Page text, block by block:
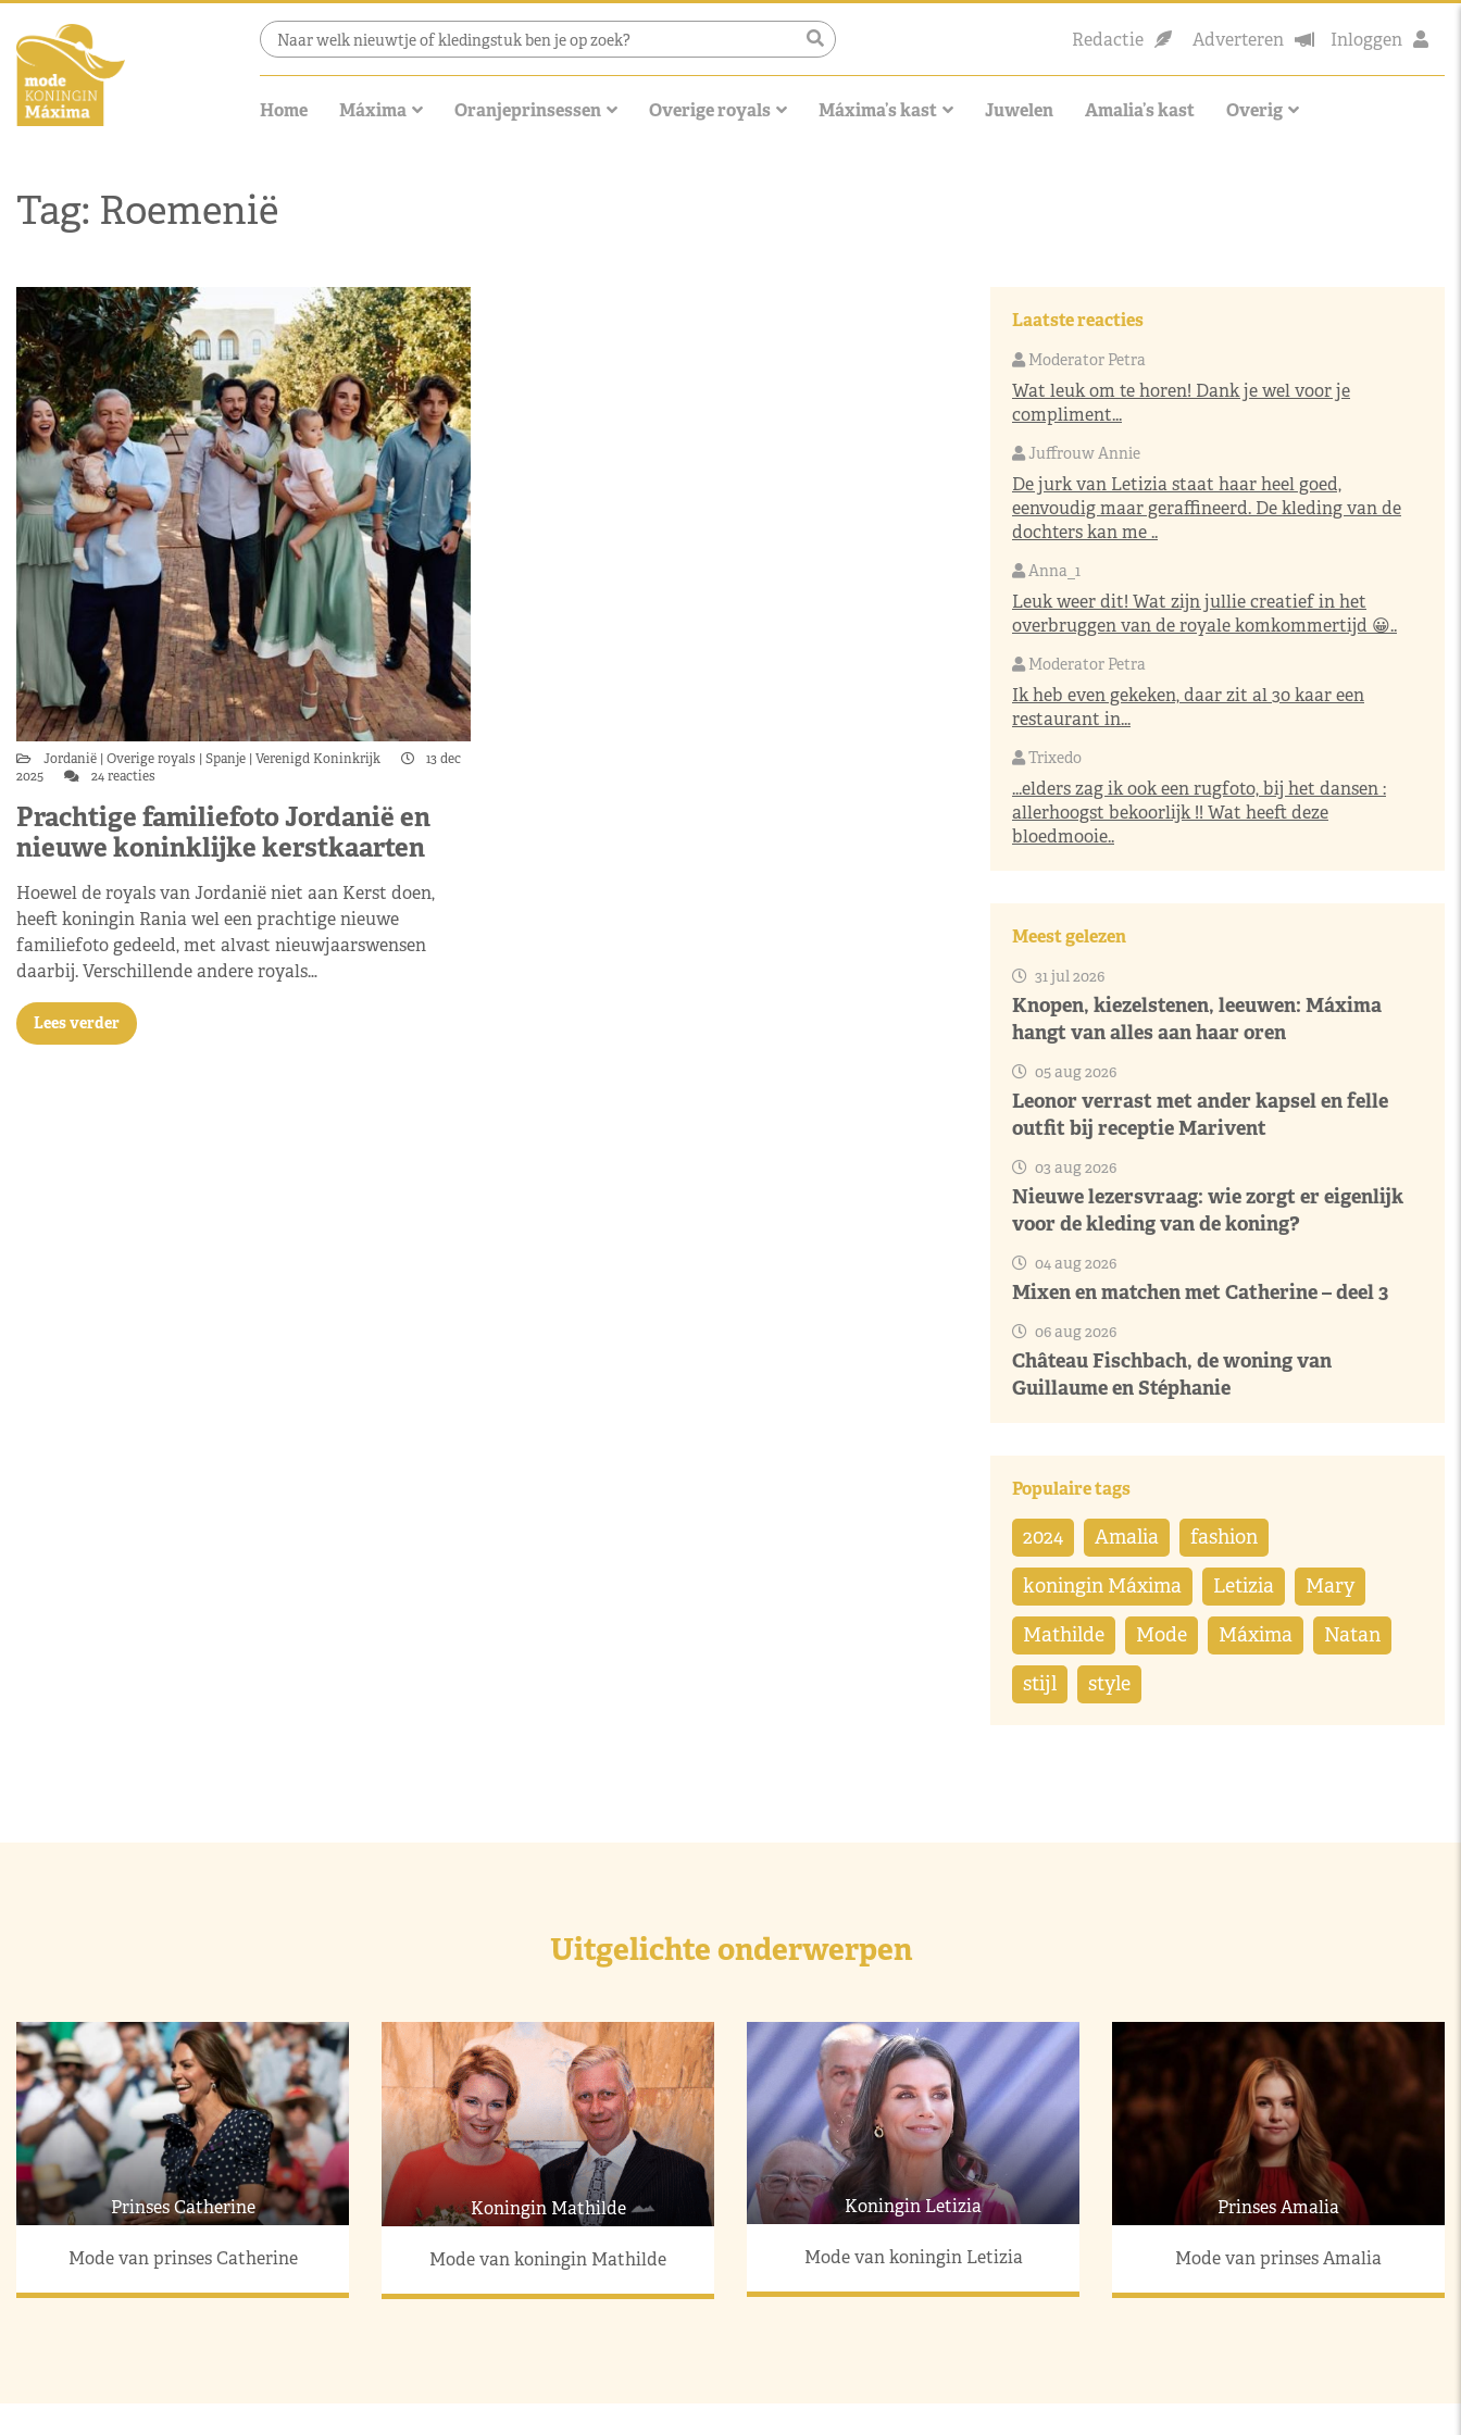
Redactie Adverteren Inloggen
Home Máxima Oranjeprinsessen Overige royals Máxima’s kast Juwelen Amalia’s kast Overig
Tag: Roemenië
Jordanië Overige royals Spanje Verenigd Koninkrijk
13 dec
2025
24 reacties
Prachtige familiefoto Jordanië en
nieuwe koninklijke kerstkaarten
Hoewel de royals van Jordanië niet aan Kerst doen,
heeft koningin Rania wel een prachtige nieuwe
familiefoto gedeeld, met alvast nieuwjaarswensen
daarbij. Verschillende andere royals…
Lees verder
Laatste reacties
Moderator Petra
Wat leuk om te horen! Dank je wel voor je
compliment...
Juffrouw Annie
De jurk van Letizia staat haar heel goed,
eenvoudig maar geraffineerd. De kleding van de
dochters kan me ..
Anna_1
Leuk weer dit! Wat zijn jullie creatief in het
overbruggen van de royale komkommertijd 😀..
Moderator Petra
Ik heb even gekeken, daar zit al 30 kaar een
restaurant in...
Trixedo
...elders zag ik ook een rugfoto, bij het dansen :
allerhoogst bekoorlijk !! Wat heeft deze
bloedmooie..
Meest gelezen
31 jul 2026
Knopen, kiezelstenen, leeuwen: Máxima
hangt van alles aan haar oren
05 aug 2026
Leonor verrast met ander kapsel en felle
outfit bij receptie Marivent
03 aug 2026
Nieuwe lezersvraag: wie zorgt er eigenlijk
voor de kleding van de koning?
04 aug 2026
Mixen en matchen met Catherine – deel 3
06 aug 2026
Château Fischbach, de woning van
Guillaume en Stéphanie
Populaire tags
2024 Amalia fashion
koningin Máxima Letizia Mary
Mathilde Mode Máxima Natan
stijl style
Uitgelichte onderwerpen
Prinses Catherine
Mode van prinses Catherine
Koningin Mathilde
Mode van koningin Mathilde
Koningin Letizia
Mode van koningin Letizia
Prinses Amalia
Mode van prinses Amalia